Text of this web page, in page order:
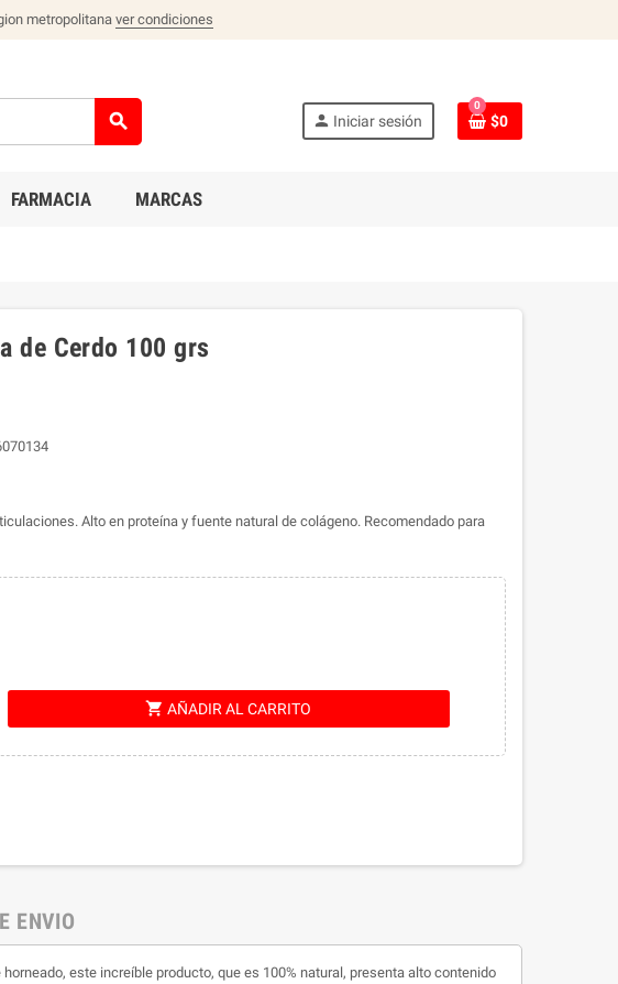
metropolitana ver condiciones
search person Iniciar sesión
0
$0
FARMACIA MARCAS
de Cerdo 100 grs
Alto en proteína y fuente natural de colágeno. Recomendado para
shopping_cart AÑADIR AL CARRITO
ENVIO
este increíble producto, que es 100% natural, presenta alto contenido